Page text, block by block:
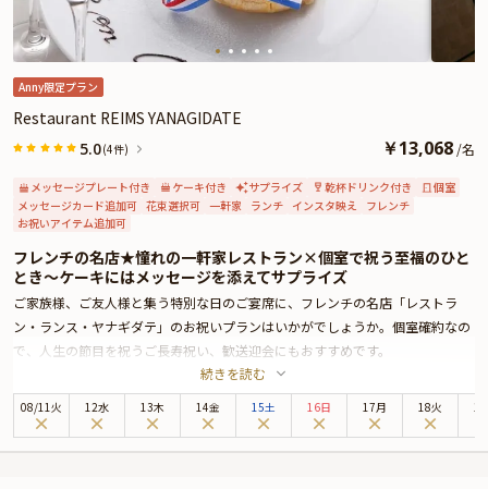
ト・カスタマイズ可能なメッセージカードなどをお付けすることが出来ます。
ちゃんちゃんこのご用意もございますよ。メッセージカードは着席時に、花束
やギフトはデザートタイムにご予約主様にお渡しいたしますので、サプライズ
にお役立てください。詳しくは本ページ中段の「お祝いアイテム」の欄で、選
んでいただけます。
Anny限定プラン
Restaurant REIMS YANAGIDATE
5.0(4件) ￥13,068 /名
メッセージプレート付き ケーキ付き サプライズ 乾杯ドリンク付き
個室
メッセージカード追加可 花束選択可 一軒家 ランチ インスタ映え
フレンチ
お祝いアイテム追加可
フレンチの名店★憧れの一軒家レストラン×個室で祝う至福のひと
とき〜ケーキにはメッセージを添えてサプライズ
ご家族様、ご友人様と集う特別な日のご宴席に、フレンチの名店「レストラ
ン・ランス・ヤナギダテ」のお祝いプランはいかがでしょうか。個室確約なの
で、人生の節目を祝うご長寿祝い、歓送迎会にもおすすめです。
大人の隠れ家「レストラン・ランス・ヤナギダテ」は、青山通りの喧騒を離れ
た一角に佇む本格フランス料理店。瀟酒な一軒家レストランの店内に一歩足を
踏み入れると、そこには気品漂う上質空間が広がり、ゲストを非日常へと誘い
続きを読む
08/11火 12水 13木 14金 15土 16日 17月 18火